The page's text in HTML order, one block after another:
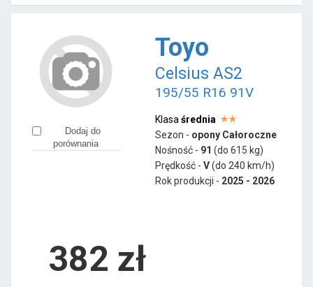
Dodaj do
porównania
Toyo
Celsius AS2
195/55 R16 91V
Klasa średnia
Sezon - opony Całoroczne
Nośność - 91 (do 615 kg)
Prędkość - V(do 240 km/h)
Rok produkcji - 2025 - 2026
382 zł